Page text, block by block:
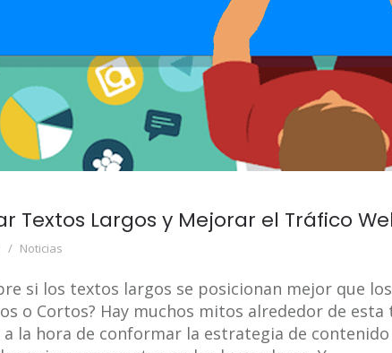
Textos Largos y Mejorar el Tráfico
Noticias
si los textos largos se posicionan mejor que
o Cortos? Hay muchos mitos alrededor de esta
la hora de conformar la estrategia de